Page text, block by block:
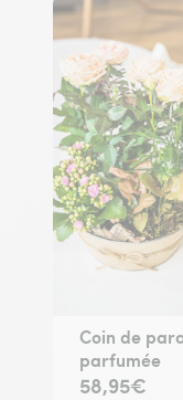
Coin de
parfumée
58,95€